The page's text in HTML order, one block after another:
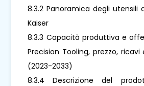
8.3.2 Panoramica degli utensili
Kaiser
8.3.3 Capacità produttiva e
Precision Tooling, prezzo,
(2023-2033)
8.3.4 Descrizione del